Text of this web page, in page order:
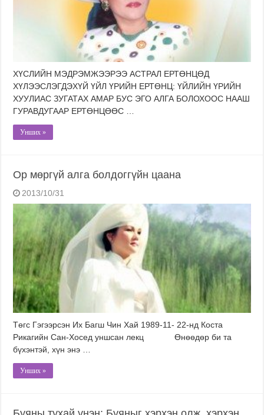
ХҮСЛИЙН МЭДРЭМЖЭЭРЭЭ АСТРАЛ ЕРТӨНЦӨД
ХҮЛЭЭСЛЭГДЭХҮЙ ҮЙЛ ҮРИЙН ЕРТӨНЦ: ҮЙЛИЙН ҮРИЙН
ХУУЛИАС ЗУГАТАХ АМАР БУС ЭГО АЛГА БОЛОХООС НААШ
ГУРАВДУГААР ЕРТӨНЦӨӨС …
Унших »
Ор мөргүй алга болдоггүйн цаана
2013/10/31
Төгс Гэгээрсэн Их Багш Чин Хай 1989-11- 22-нд Коста
Рикагийн Сан-Хосед уншсан лекц Өнөөдөр би та
бүхэнтэй, хүн энэ …
Унших »